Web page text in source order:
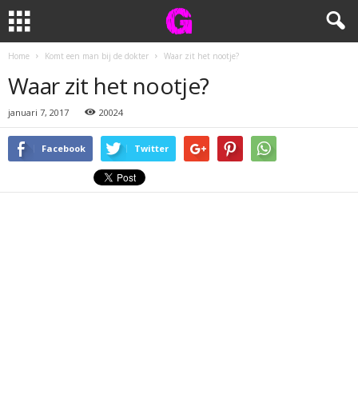
Home Komt een man bij de dokter Waar zit het nootje?
Waar zit het nootje?
januari 7, 2017 20024
Facebook Twitter